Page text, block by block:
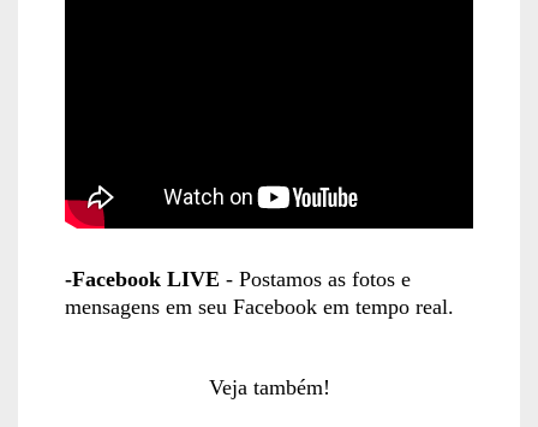
-Facebook LIVE - Postamos as fotos e
mensagens em seu Facebook em tempo real.
Veja também!